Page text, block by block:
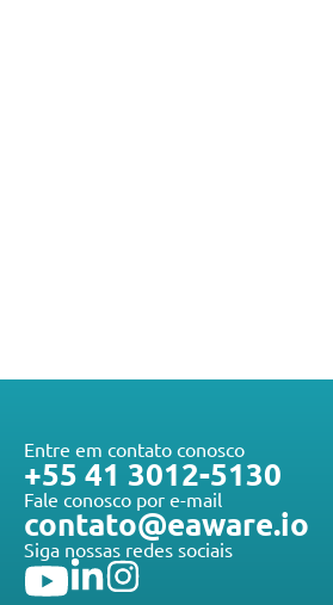
Entre em contato conosco
+55 41 3012-5130
Fale conosco por e-mail
contato@eaware.io
Siga nossas redes sociais